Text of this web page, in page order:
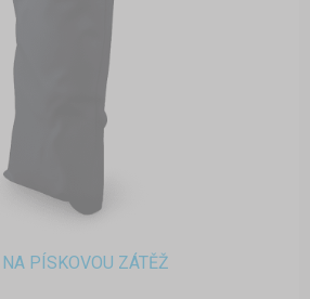
PÍSKOVOU ZÁTĚŽ